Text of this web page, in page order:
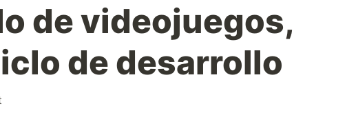
de videojuegos,
de desarrollo